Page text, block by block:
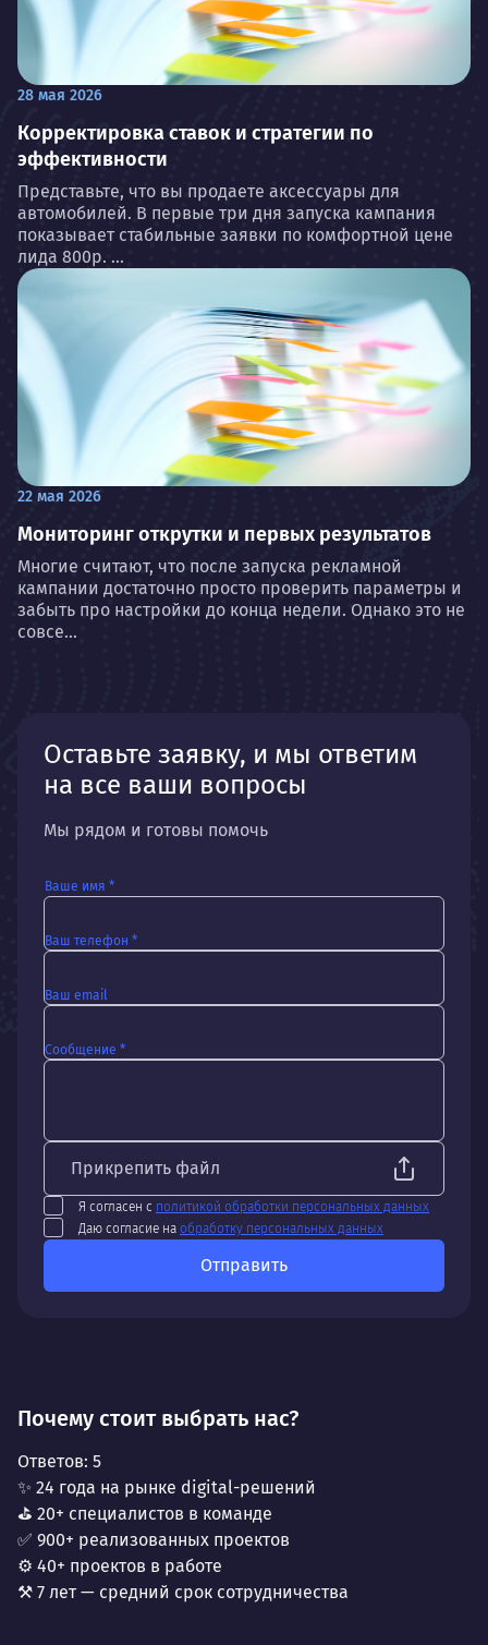
28 мая 2026
Корректировка ставок и стратегии по
эффективности
Представьте, что вы продаете аксессуары для
автомобилей. В первые три дня запуска кампания
показывает стабильные заявки по комфортной цене
лида 800р. ...
22 мая 2026
Мониторинг открутки и первых результатов
Многие считают, что после запуска рекламной
кампании достаточно просто проверить параметры и
забыть про настройки до конца недели. Однако это не
совсе...
Оставьте заявку, и мы ответим
на все ваши вопросы
Мы рядом и готовы помочь
Ваше имя *
Ваш телефон *
Ваш email
Сообщение *
Прикрепить файл
Я согласен с политикой обработки персональных данных
Даю согласие на обработку персональных данных
Отправить
Почему стоит выбрать нас?
Ответов: 5
✨ 24 года на рынке digital-решений
⛳ 20+ специалистов в команде
✅ 900+ реализованных проектов
⚙️ 40+ проектов в работе
⚒️ 7 лет — средний срок сотрудничества